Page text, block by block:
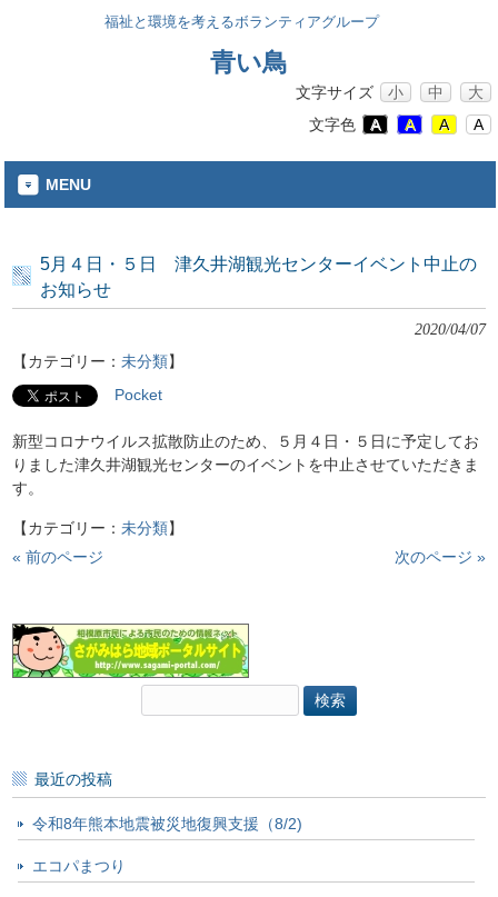
福祉と環境を考えるボランティアグループ
青い鳥
文字サイズ 小 中
大
文字色
A A A A
MENU
5月４日・５日 津久井湖観光センターイベント中止の
お知らせ
2020/04/07
【カテゴリー：未分類】
Pocket
新型コロナウイルス拡散防止のため、５月４日・５日に予定してお
りました津久井湖観光センターのイベントを中止させていただきま
す。
【カテゴリー：未分類】
« 前のページ
次のページ »
索:
最近の投稿
令和8年熊本地震被災地復興支援（8/2)
エコパまつり